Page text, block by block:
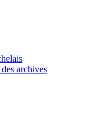
archives